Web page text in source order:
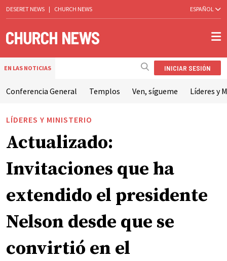
DESERET NEWS | CHURCH NEWS ESPAÑOL
EN LAS NOTICIAS INICIAR SESIÓN
Conferencia General Templos Ven, sígueme Líderes y
LÍDERES Y MINISTERIO
Actualizado:
Invitaciones que ha
extendido el presidente
Nelson desde que se
convirtió en el